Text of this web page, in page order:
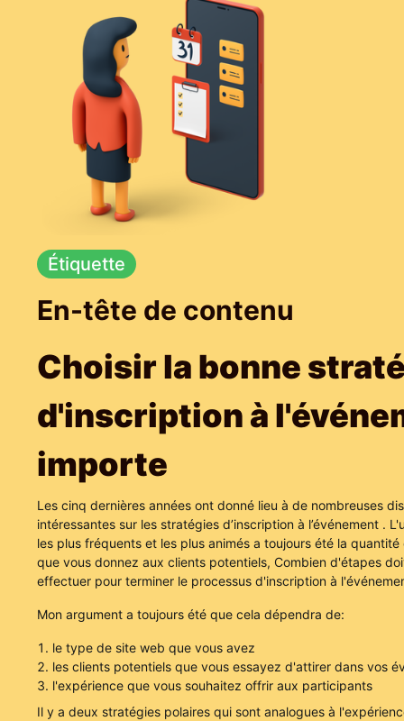
Étiquette
En-tête de contenu
Choisir la bonne
d'inscription à
importe
Les cinq dernières années ont donné lieu à de nombreuses
intéressantes sur les stratégies d’inscription à l’événement .
les plus fréquents et les plus animés a toujours été la
que vous donnez aux clients potentiels, Combien d'étapes
effectuer pour terminer le processus d'inscription à
Mon argument a toujours été que cela dépendra de:
le type de site web que vous avez
les clients potentiels que vous essayez d'attirer dans vos
l'expérience que vous souhaitez offrir aux participants
Il y a deux stratégies polaires qui sont analogues à